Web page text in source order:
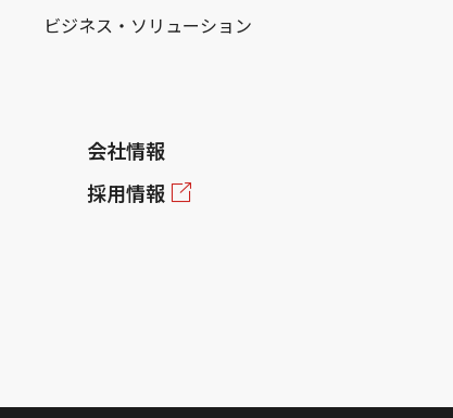
ビジネス・ソリューション
会社情報
採用情報